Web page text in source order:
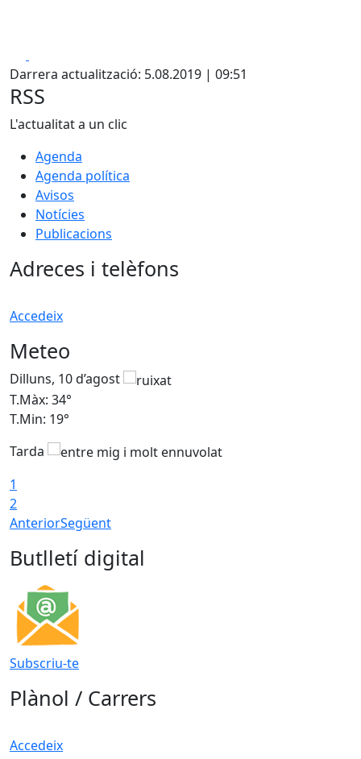
Darrera actualització: 5.08.2019 | 09:51
RSS
L'actualitat a un clic
Agenda
Agenda política
Avisos
Notícies
Publicacions
Adreces i telèfons
Accedeix
Meteo
Dilluns, 10 d’agost
T.Màx: 34°
T.Min: 19°
Tarda
1
2
AnteriorSegüent
Butlletí digital
Subscriu-te
Plànol / Carrers
Accedeix